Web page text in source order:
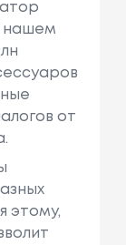
нашем
от
этому,